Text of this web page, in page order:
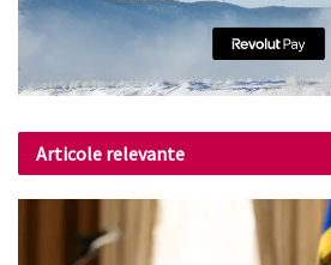
Articole relevante